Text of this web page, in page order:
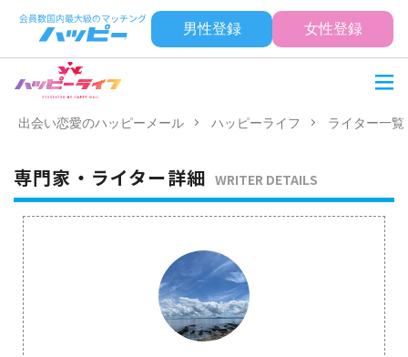
男性登録 女性登録
出会い恋愛のハッピーメール ハッピーライフ ライター一覧
専門家・ライター詳細 WRITER DETAILS